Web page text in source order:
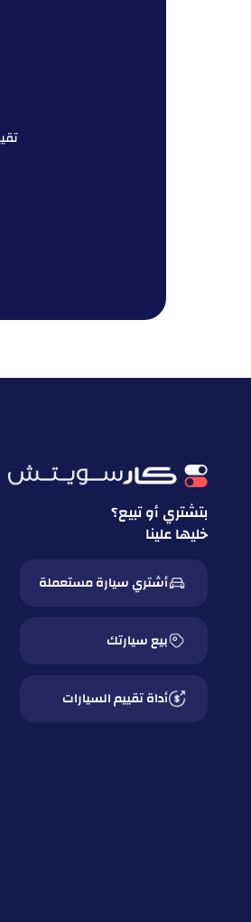
بتشتري أو تبيع؟
خليها علينا
أشتري سيارة مستعملة
بيع سيارتك
أداة تقييم السيارات